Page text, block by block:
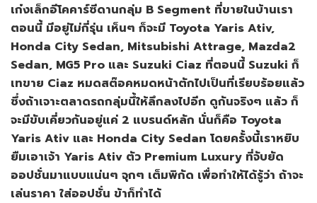
เก๋งเล็กอีโคคาร์ซีดานกลุ่ม B Segment ที่ขายในบ้านเรา
ตอนนี้ มีอยู่ไม่กี่รุ่น เห็นๆ ก็จะมี Toyota Yaris Ativ,
Honda City Sedan, Mitsubishi Attrage, Mazda2
Sedan, MG5 Pro และ Suzuki Ciaz ที่ตอนนี้ Suzuki ก็
เทขาย Ciaz หมดสต๊อคหมดหน้าตักไปเป็นที่เรียบร้อยแล้ว
ซึ่งถ้าเจาะตลาดรถกลุ่มนึ้ให้ลึกลงไปอีก ดูกันจริงๆ แล้ว ก็
จะมีขับเคี่ยวกันอยู่แค่ 2 แบรนด์หลัก นั่นก็คือ Toyota
Yaris Ativ และ Honda City Sedan โดยครั้งนี้เราหยิบ
ยืมเอาเจ้า Yaris Ativ ตัว Premium Luxury ที่จับยัด
ออปชั่นมาแบบแน่นๆ จุกๆ เต็มพิกัด เพื่อทำให้ได้รู้ว่า ถ้าจะ
เล่นราคา ใส่ออปชั่น ข้าก็ทำได้